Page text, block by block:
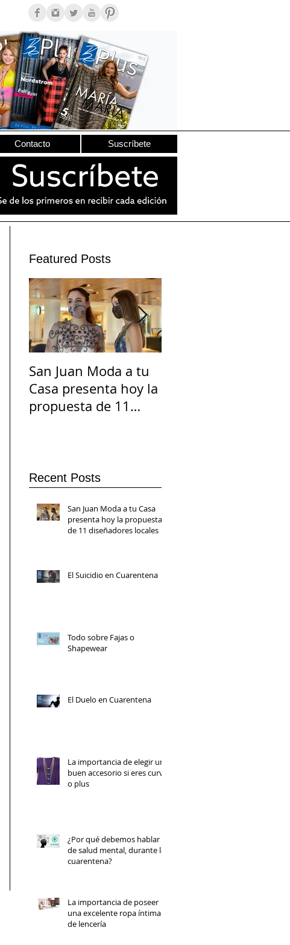
Contacto Suscríbete
San Juan Moda a tu Casa
presenta hoy la propuesta
de 11 diseñadores locales
El Suicidio en Cuarentena
Todo sobre Fajas o
Shapewear
El Duelo en Cuarentena
La importancia de elegir un
buen accesorio si eres curvy
o plus
¿Por qué debemos hablar
de salud mental, durante la
cuarentena?
La importancia de poseer
una excelente ropa íntima y
de lencería
Recent Posts
San Juan Moda a tu
Casa presenta hoy la
propuesta de 11
Featured Posts